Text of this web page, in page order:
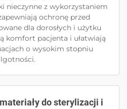
nieczynne z wykorzystaniem
ochronę przed
dla dorosłych i użytku
komfort pacjenta i ułatwiają
o wysokim stopniu
do sterylizacji i